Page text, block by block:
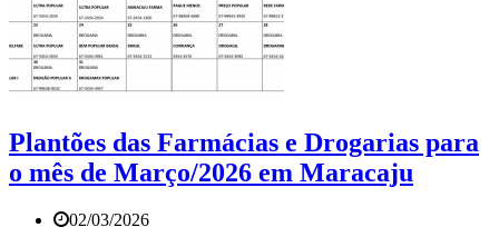
Plantões das Farmácias e Drogarias para
o mês de Março/2026 em Maracaju
02/03/2026